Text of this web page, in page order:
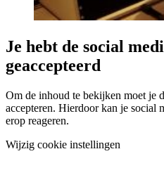
Je hebt de social
geaccepteerd
Om de inhoud te bekijken moet je
accepteren. Hierdoor kan je social
erop reageren.
Wijzig cookie instellingen